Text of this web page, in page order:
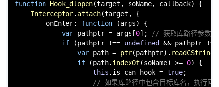
function Hook_dlopen(target, soName, callback) {
Interceptor. attach(target, {
onEnter: function (args) {
var pathptr = args[0];
// 获取库路径参
if (pathptr !== undefined && pathptr !=
var path = ptr(pathptr). readCString
if (path. indexOf(soName) >= 0) {
this . is_can_hook = true;
// 如果库路径中包含目标库名，执行回